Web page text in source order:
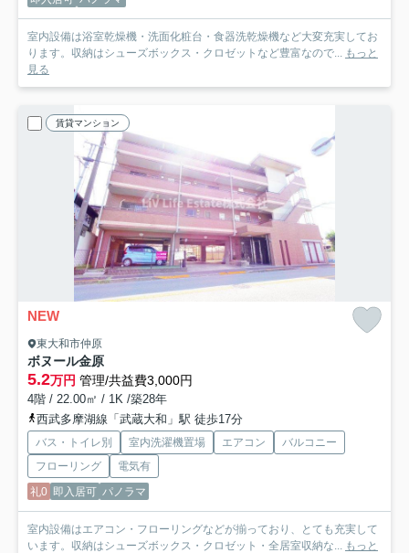
室内設備は浴室乾燥機・洗面化粧台・食器洗乾燥機など大変充実してお
ります。収納はシューズボックス・クロゼットなど豊富なので...
もっと
見る
賃貸マンション
NEW
東大和市仲原
ボヌール金原
5.2万円 管理/共益費3,000円
4階 / 22.00㎡ / 1K /築28年
西武多摩湖線「武蔵大和」駅 徒歩17分
バス・トイレ別 室内洗濯機置場 エアコン
バルコニー
フローリング
電気有
礼0 即入居可 パノラマ
室内設備はエアコン・フローリングなどが揃っており、とても充実して
います。収納はシューズボックス・クロゼット・全居室収納な...
もっと